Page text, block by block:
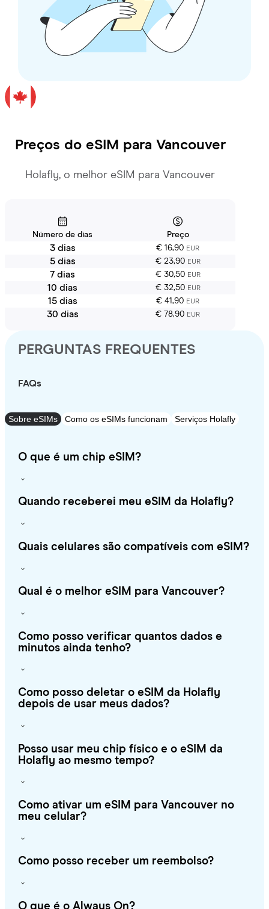
Preços do eSIM para Vancouver
Holafly, o melhor eSIM para Vancouver
Número de dias Preço
3 dias € 16,90 EUR
5 dias € 23,90 EUR
7 dias € 30,50 EUR
10 dias € 32,50 EUR
15 dias € 41,90 EUR
30 dias € 78,90 EUR
PERGUNTAS FREQUENTES
FAQs
Sobre eSIMs Como os eSIMs funcionam Serviços Holafly
O que é um chip eSIM?
Quando receberei meu eSIM da Holafly?
Quais celulares são compatíveis com eSIM?
Qual é o melhor eSIM para Vancouver?
Como posso verificar quantos dados e
minutos ainda tenho?
Como posso deletar o eSIM da Holafly
depois de usar meus dados?
Posso usar meu chip físico e o eSIM da
Holafly ao mesmo tempo?
Como ativar um eSIM para Vancouver no
meu celular?
Como posso receber um reembolso?
O que é o Always On?